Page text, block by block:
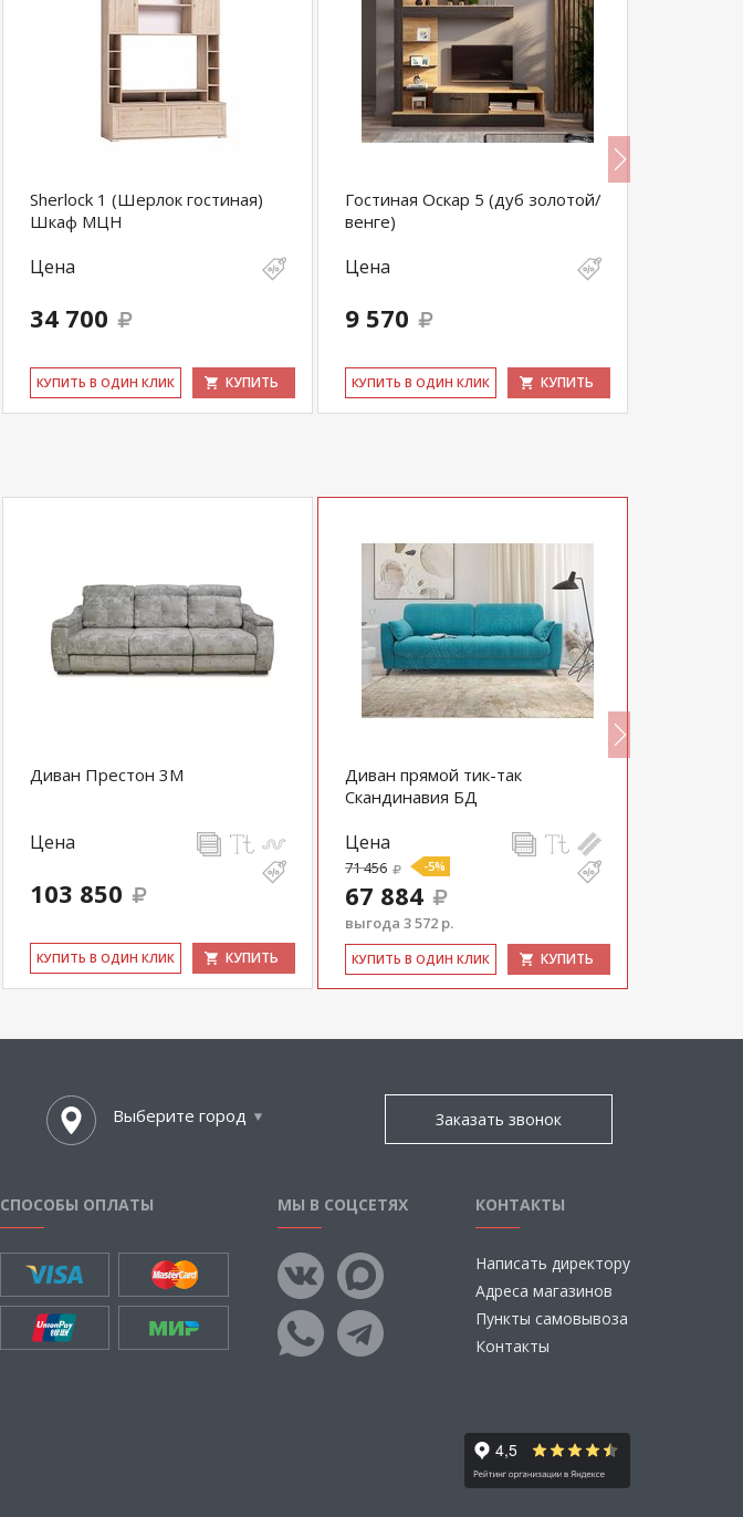
Sherlock 1 (Шерлок гостиная)
Шкаф МЦН
Цена
34 700
КУ­ПИТЬ В ОДИН КЛИК КУПИТЬ
Гостиная Оскар 5 (дуб золотой/
венге)
Цена
9 570
КУ­ПИТЬ В ОДИН КЛИК КУПИТЬ
Диван Престон 3М
Цена
103 850
КУ­ПИТЬ В ОДИН КЛИК КУПИТЬ
Диван прямой тик-так
Скандинавия БД
Цена
71 456 -5%
67 884
выгода 3 572 р.
КУ­ПИТЬ В ОДИН КЛИК КУПИТЬ
Выберите город Заказать звонок
СПОСОБЫ ОПЛАТЫ МЫ В СОЦСЕТЯХ КОНТАКТЫ
Написать директору
Адреса магазинов
Пункты самовывоза
Контакты